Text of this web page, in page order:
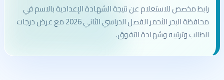
رابط مخصص للاستعلام عن نتيجة الشهادة الإعدادية بالاسم في
محافظة البحر الأحمر الفصل الدراسي الثاني 2026 مع عرض درجات
الطالب وترتيبه وشهادة التفوق.